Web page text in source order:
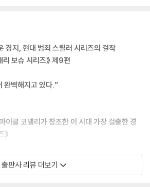
악기를 사랑하고 그것에서 살아 있는 음을 뽑
폰 주자가 될 수 없다는 걸 잘 알고 있었지만,
아와서 한 시간쯤 재즈에 대한 이야기를 듣거
가 색소폰을 입술에 대었을 때 나 자신의 호흡
에선지 옛 동료들마저 그의 수사를 정면으로 막
슈는 거대 조직의 탄압에 맞서 안젤라 벤턴 살
작한다.
경지, 현대 범죄 스릴러 시리즈의 걸작
리 보슈 시리즈》 제9편
완벽해지고 있다.”
이클 코넬리가 창조한 이 시대 가장 걸출한 경
》
없는 재미와 함께 현실적이고 진지한 사회범죄
임 스릴러의 마스터 마이클 코넬리. 에드거, 앤
출판사 리뷰 더보기